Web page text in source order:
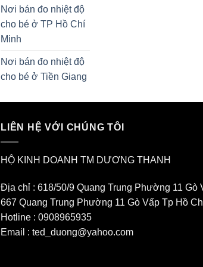
Nơi bán đo nhiệt độ
cho bé ở TP Hồ Chí
Minh
Nơi bán đo nhiệt độ
cho bé ở Tiền Giang
LIÊN HỆ VỚI CHÚNG TÔI
HỘ KINH DOANH TM DƯƠNG THANH
Địa chỉ : 618/50/9 Quang Trung Phường 11 Gò
667 Quang Trung Phường 11 Gò Vấp Tp Hồ
Hotline : 0908965935
Email : ted_duong@yahoo.com